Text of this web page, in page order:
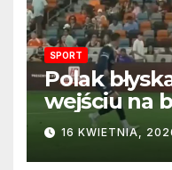
SPORT
Polak
wejściu na
2216 KWIETNIA,